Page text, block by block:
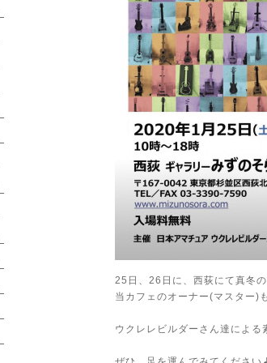
25日、26日に、西荻にて真冬
当カフェのオーナー(マスター)
ウクレレビルダーさん達による